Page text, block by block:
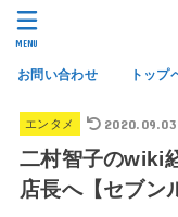
お問い合わせ トップ
MENU
エンタメ 2020.09.03
二村智子のwiki
店長へ【セブン